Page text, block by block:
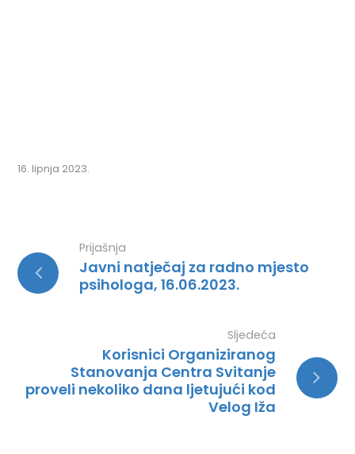
16. lipnja 2023.
Prijašnja
Javni natječaj za radno mjesto
psihologa, 16.06.2023.
Sljedeća
Korisnici Organiziranog
Stanovanja Centra Svitanje
proveli nekoliko dana ljetujući kod
Velog Iža